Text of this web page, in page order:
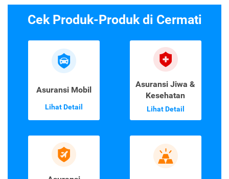
Cek Produk-Produk di Cermati
Asuransi Mobil
Lihat Detail
Asuransi Jiwa &
Kesehatan
Lihat Detail